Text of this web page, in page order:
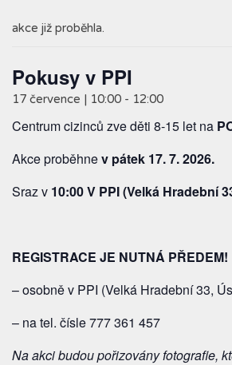
akce již proběhla.
Pokusy v PPI
17 července | 10:00 - 12:00
Centrum cizinců zve děti 8-15 let na
Akce proběhnev pátek 17. 7. 2026.
Sraz v 10:00 V PPI (Velká Hradební
REGISTRACE JE NUTNÁ PŘEDEM!
– osobně v PPI (Velká Hradební 33,
– na tel. čísle 777 361 457
Na akci budou pořizovány fotografie,